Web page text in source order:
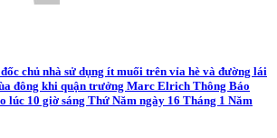
chủ nhà sử dụng ít muối trên vỉa hè và đường lái
đông khi quận trưởng Marc Elrich Thông Báo
lúc 10 giờ sáng Thứ Năm ngày 16 Tháng 1 Năm